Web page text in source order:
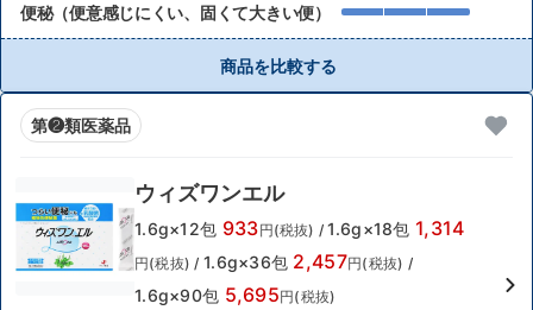
便秘（便意感じにくい、固くて大きい便）
商品を比較する
第❷類医薬品
ウィズワンエル
1.6g×12包 933円(税抜) / 1.6g×18包 1,314
円(税抜) / 1.6g×36包 2,457円(税抜) /
1.6g×90包 5,695円(税抜)